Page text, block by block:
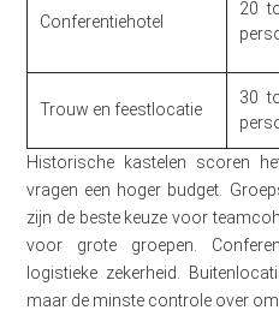
Conferentiehotel
20
Trouw en feestlocatie
30
Historische kastelen scoren
vragen een hoger budget.
zijn de beste keuze voor
voor grote groepen.
logistieke zekerheid.
maar de minste controle over